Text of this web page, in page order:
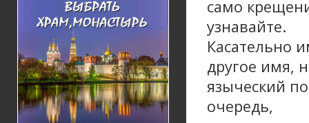
само
узнавайте.
Касательно
другое имя,
языческий
очередь,